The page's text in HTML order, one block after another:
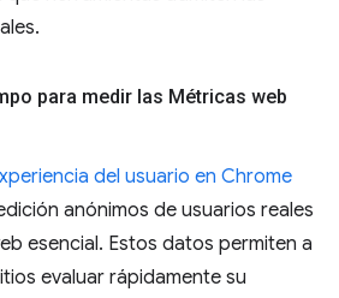
para medir las Métricas web
del usuario en Chrome
anónimos de usuarios reales
esencial. Estos datos permiten a
evaluar rápidamente su